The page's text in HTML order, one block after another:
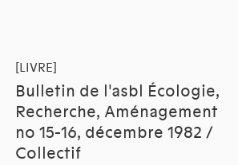
[LIVRE]
Bulletin de l'asbl Écologie,
Recherche, Aménagement
no 15-16, décembre 1982 /
Collectif